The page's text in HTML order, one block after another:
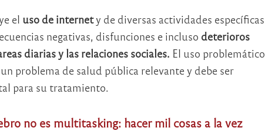
el uso de internety de diversas actividades específicas
negativas, disfunciones e incluso deterioros
diarias y las relaciones sociales. El uso problemático
problema de salud pública relevante y debe ser
para su tratamiento.
no es multitasking: hacer mil cosas a la vez